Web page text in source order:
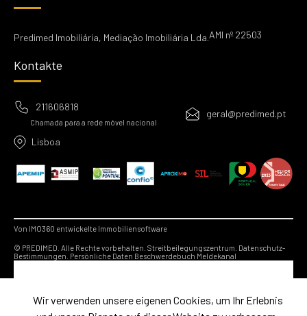
Predimed Imobiliária, Mediação Imobiliária Lda.AMI nº 22503
Kontakte
211606818
Chamada para a rede móvel nacional
geral@predimed.pt
Lisboa
Von IMO360 entwickelte Immobiliensoftware
© PREDIMED. Alle Rechte vorbehalten. Streitbeilegungszentrum. Datenschutz-
Bestimmungen. Persönliche Daten Beschwerdebuch Meldekanal
Wir verwenden unsere eigenen Cookies, um Ihr Erlebnis